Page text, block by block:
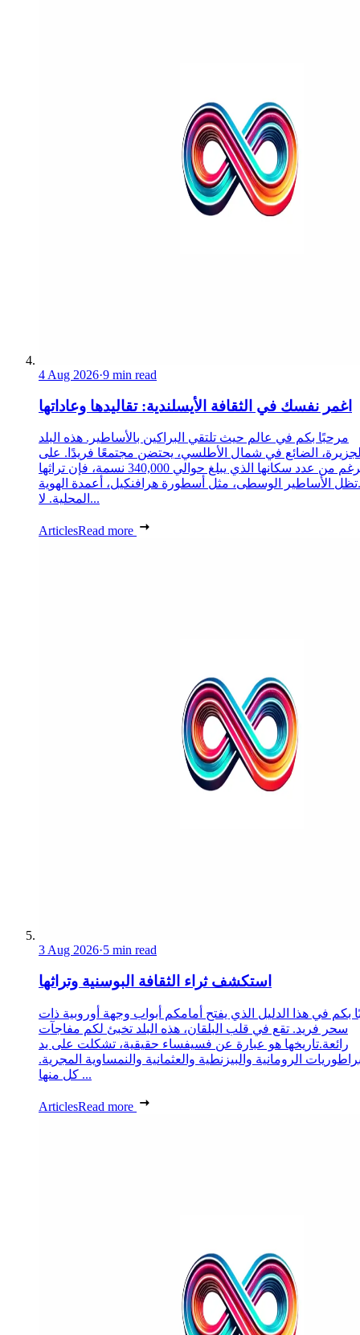
4 Aug 2026·9 min read
اغمر نفسك في الثقافة الأيسلندية: تقاليدها وعاداتها
مرحبًا بكم في عالم حيث تلتقي البراكين بالأساطير. هذه البلد
الضائع في شمال الأطلسي، يحتضن مجتمعًا فريدًا. على
الرغم من عدد سكانها الذي يبلغ حوالي 340,000 نسمة، فإن تراثها
الأساطير الوسطى، مثل أسطورة هرافنكيل، أعمدة الهوية
المحلية. لا...
ArticlesRead more
3 Aug 2026·5 min read
استكشف ثراء الثقافة البوسنية وتراثها
بكم في هذا الدليل الذي يفتح أمامكم أبواب وجهة أوروبية ذات
سحر فريد. تقع في قلب البلقان، هذه البلد تخبئ لكم مفاجآت
رائعة.تاريخها هو عبارة عن فسيفساء حقيقية، تشكلت على يد
الرومانية والبيزنطية والعثمانية والنمساوية المجرية.
كل منها ...
ArticlesRead more